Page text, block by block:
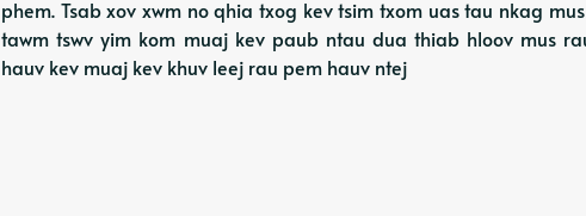
phem. Tsab xov xwm no qhia txog kev tsim txom uas tau nkag
tawm tswv yim kom muaj kev paub ntau dua thiab hloov mus
hauv kev muaj kev khuv leej rau pem hauv ntej